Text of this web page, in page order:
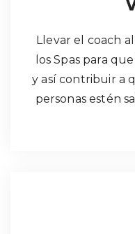
Llevar el coach
los Spas para
y así contribuir a
personas estén